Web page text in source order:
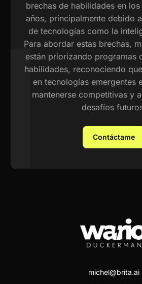
brechas de habilidades en
años, principalmente debido
de tecnologías como la
Para abordar estas brechas,
están priorizando programas
habilidades, reconociendo
en tecnologías emergentes
mantenerse competitivas y
desafíos
Contáctame
michel@brita.ai